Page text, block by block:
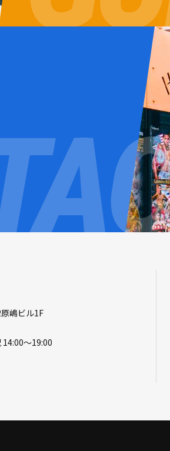
嶋ビル1F
〜19:00